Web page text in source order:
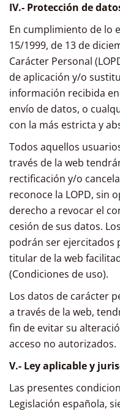
IV.- Protección de
En cumplimiento de lo
15/1999, de 13 de
Carácter Personal
de aplicación y/o
información recibida
envío de datos, o
con la más estricta y
Todos aquellos
través de la web
rectificación y/o
reconoce la LOPD, sin
derecho a revocar el
cesión de sus datos.
podrán ser ejercitados
titular de la web
(Condiciones de uso).
Los datos de carácter
a través de la web,
fin de evitar su
acceso no autorizados.
V.- Ley aplicable y
Las presentes
Legislación española,